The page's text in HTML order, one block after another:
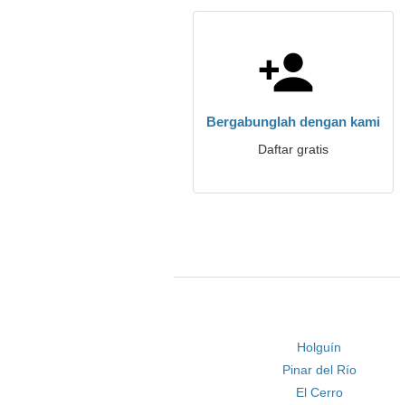
Bergabunglah dengan kami
Daftar gratis
Holguín
Pinar del Río
El Cerro